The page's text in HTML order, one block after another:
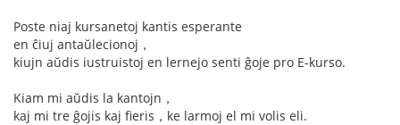
Poste niaj kursanetoj kantis esperante
en ĉiuj antaŭlecionoj，
kiujn aŭdis iustruistoj en lernejo senti ĝoje pro E-kurso.
Kiam mi aŭdis la kantojn，
kaj mi tre ĝojis kaj fieris，ke larmoj el mi volis eli.